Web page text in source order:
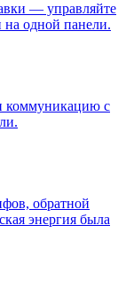
— управляйте
на одной панели.
коммуникацию с
обратной
энергия была